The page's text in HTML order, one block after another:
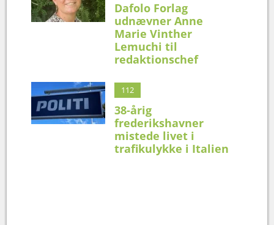
Dafolo Forlag
udnævner Anne
Marie Vinther
Lemuchi til
redaktionschef
112
38-årig
frederikshavner
mistede livet i
trafikulykke i Italien